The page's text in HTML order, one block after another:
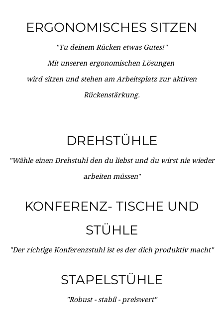
ERGONOMISCHES SITZEN
"Tu deinem Rücken etwas Gutes!"
Mit unseren ergonomischen Lösungen
wird sitzen und stehen am Arbeitsplatz zur aktiven
Rückenstärkung.
DREHSTÜHLE
"Wähle einen Drehstuhl den du liebst und du wirst nie wieder
arbeiten müssen"
KONFERENZ- TISCHE UND
STÜHLE
"Der richtige Konferenzstuhl ist es der dich produktiv macht"
STAPELSTÜHLE
"Robust - stabil - preiswert"